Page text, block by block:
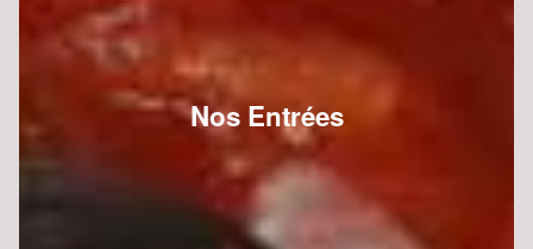
Nos Entrées